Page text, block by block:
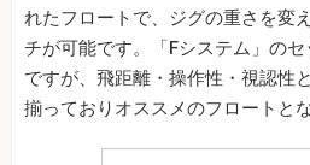
れたフロートで、ジグの重さを変
チが可能です。「Fシステム」の
ですが、飛距離・操作性・視認性
揃っておりオススメのフロートとな